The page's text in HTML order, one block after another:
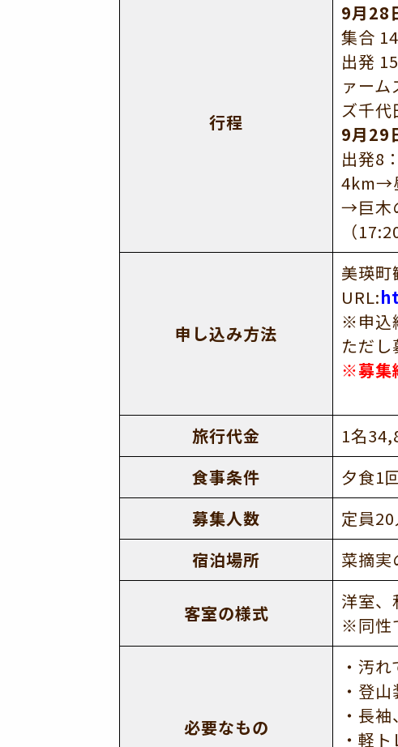
行程
9月28
集合
出発
ァー
ズ千代
9月29
出発8
4km→
→巨木
（
申し込み方法
美瑛町
URL:
※申込
ただし
※募集
旅行代金
1名
食事条件
夕食1
募集人数
定員20
宿泊場所
菜摘実
客室の様式
洋室、
※同性
必要なもの
・汚
・登
・長
・軽